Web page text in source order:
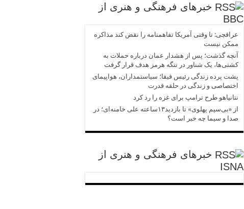
خبرهای فرهنگی و هنری از
BBC
عراقچی: تا وقتی آمریکا تفاهمنامه را نقض کند مذاکره
ممکن نیست
آنچه گذشت؛ پس از هشدار عمان درباره حملات به
کشتی‌ها، یک شناور در تنگه هرمز هدف قرار گرفت
پشت پرده زندگی رئیس فیفا؛ سیاستمداران، هواپیمای
اختصاصی و زندگی در حلقه قدرت
نتانیاهو طرح ترامپ برای غزه را رد کرد
از «بی‌سیم پهلوی» تا بازدید۱۳ساعته علی خامنه‌ای؛ در
صدا و سیما چه خبر است؟
خبرهای فرهنگی و هنری از
ISNA